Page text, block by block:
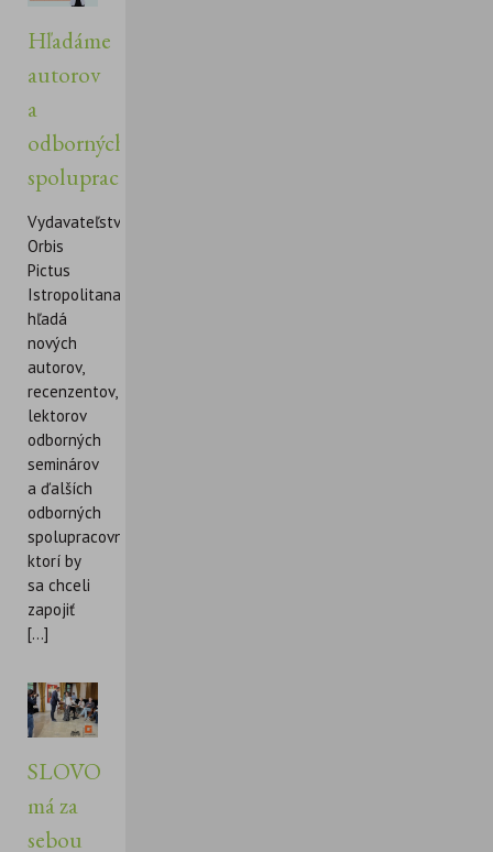
Hľadáme
autorov
a
odborných
spolupracovníkov
Vydavateľstvo
Orbis
Pictus
Istropolitana
hľadá
nových
autorov,
recenzentov,
lektorov
odborných
seminárov
a ďalších
odborných
spolupracovníkov,
ktorí by
sa chceli
zapojiť
[...]
SLOVO
má za
sebou